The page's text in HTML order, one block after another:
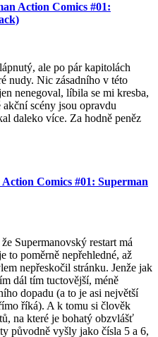
Action Comics #01:
ale po pár kapitolách
nudy. Nic zásadního v této
nenegoval, líbila se mi kresba,
scény jsou opravdu
daleko více. Za hodně peněz
Comics #01: Superman
Supermanovský restart má
to poměrně nepřehledné, až
nepřeskočil stránku. Jenže jak
dál tím tuctovější, méně
dopadu (a to je asi největší
říká). A k tomu si člověk
na které je bohatý obzvlášť
původně vyšly jako čísla 5 a 6,